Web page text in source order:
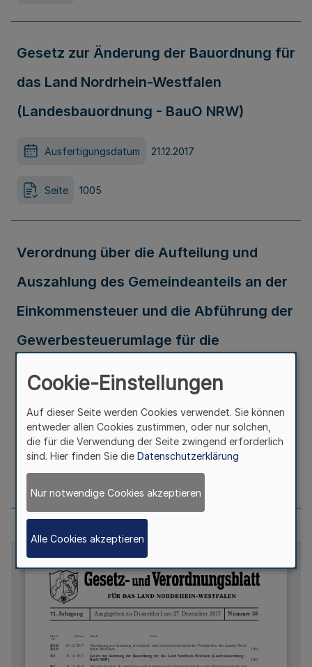
Gesetz zur Änderung der Bauordnung für
das Land Nordrhein-Westfalen
(Landesbauordnung - BauO NRW)
Ausfertigungsdatum 21.12.2017
Seite 1005
Verordnung über die Aufteilung und
Auszahlung des Gemeindeanteils an der
Einkommensteuer und die Abführung der
Gewerbesteuerumlage für die
(EStGemAntV 2018, 2019 und 2020)
Ausfertigungsdatum 21.12.2017
Cookie-Einstellungen
Auf dieser Seite werden Cookies verwendet. Sie können
entweder allen Cookies zustimmen, oder nur solchen,
die für die Verwendung der Seite zwingend erforderlich
sind. Hier finden Sie die Datenschutzerklärung
Nur notwendige Cookies akzeptieren
Alle Cookies akzeptieren